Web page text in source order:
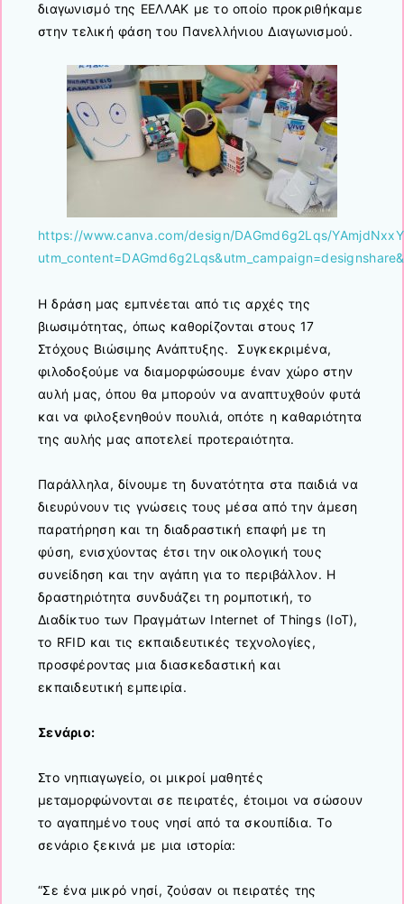
διαγωνισμό της ΕΕΛΛΑΚ με το οποίο προκριθήκαμε
στην τελική φάση του Πανελλήνιου Διαγωνισμού.
https://www.canva.com/design/DAGmd6g2Lqs/
Η δράση μας εμπνέεται από τις αρχές της
βιωσιμότητας, όπως καθορίζονται στους 17
Στόχους Βιώσιμης Ανάπτυξης. Συγκεκριμένα,
φιλοδοξούμε να διαμορφώσουμε έναν χώρο στην
αυλή μας, όπου θα μπορούν να αναπτυχθούν φυτά
και να φιλοξενηθούν πουλιά, οπότε η καθαριότητα
της αυλής μας αποτελεί προτεραιότητα.
Παράλληλα, δίνουμε τη δυνατότητα στα παιδιά να
διευρύνουν τις γνώσεις τους μέσα από την άμεση
παρατήρηση και τη διαδραστική επαφή με τη
φύση, ενισχύοντας έτσι την οικολογική τους
συνείδηση και την αγάπη για το περιβάλλον. Η
δραστηριότητα συνδυάζει τη ρομποτική, το
Διαδίκτυο των Πραγμάτων Internet of Things (IoT),
το RFID και τις εκπαιδευτικές τεχνολογίες,
προσφέροντας μια διασκεδαστική και
εκπαιδευτική εμπειρία.
Σενάριο:
Στο νηπιαγωγείο, οι μικροί μαθητές
μεταμορφώνονται σε πειρατές, έτοιμοι να σώσουν
το αγαπημένο τους νησί από τα σκουπίδια. Το
σενάριο ξεκινά με μια ιστορία:
“Σε ένα μικρό νησί, ζούσαν οι πειρατές της